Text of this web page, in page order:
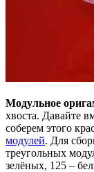
Модульное
хвоста. Давайте
соберем этого
модулей. Для
треугольных
зелёных, 125 –